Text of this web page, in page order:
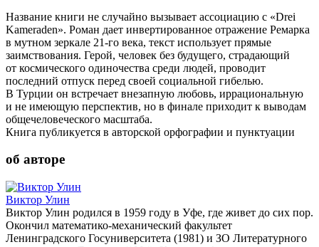
Название книги не случайно вызывает ассоциацию с «Drei
Kameraden». Роман дает инвертированное отражение Ремарка
в мутном зеркале 21-го века, текст использует прямые
заимствования. Герой, человек без будущего, страдающий
от космического одиночества среди людей, проводит
последний отпуск перед своей социальной гибелью.
В Турции он встречает внезапную любовь, иррациональную
и не имеющую перспектив, но в финале приходит к выводам
общечеловеческого масштаба.
Книга публикуется в авторской орфографии и пунктуации
об авторе
Виктор Улин
Виктор Улин родился в 1959 году в Уфе, где живет до сих пор.
Окончил математико-механический факультет
Ленинградского Госуниверситета (1981) и ЗО Литературного